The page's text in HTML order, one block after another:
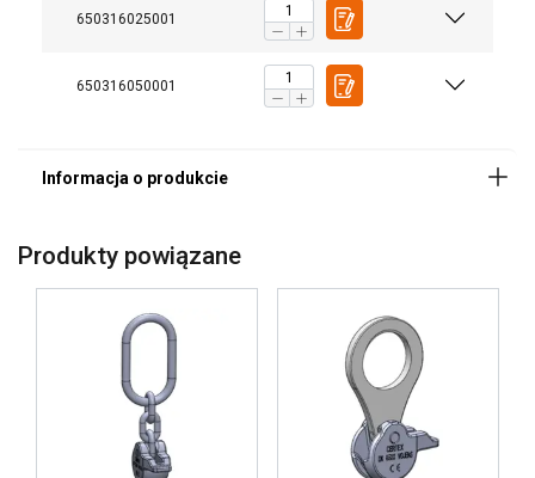
650316025001
650316050001
Produkty powiązane